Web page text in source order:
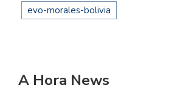
evo-morales-bolivia
A Hora News